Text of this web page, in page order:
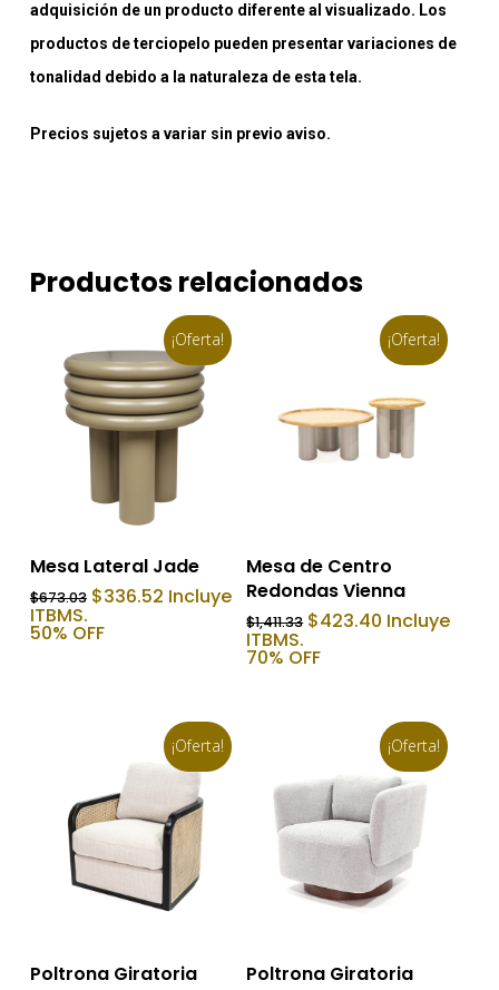
adquisición de un producto diferente al visualizado. Los
productos de terciopelo pueden presentar variaciones de
tonalidad debido a la naturaleza de esta tela.
Precios sujetos a variar sin previo aviso.
Productos relacionados
¡Oferta!
Añadir Al Carrito
Mesa Lateral Jade
$673.03 El
original
$336.52El
precio
Incluye
ITBMS.
50% OFF
¡Oferta!
Añadir Al Carrito
Mesa de Centro
Redondas Vienna
$1,411.33 El
original
$423.40 El
precio
Incluye
ITBMS.
70% OFF
¡Oferta!
Añadir Al Carrito
Poltrona Giratoria
¡Oferta!
Añadir Al Carrito
Poltrona Giratoria